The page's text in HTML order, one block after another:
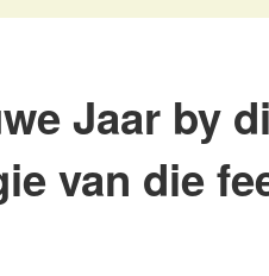
Jaar by
van die